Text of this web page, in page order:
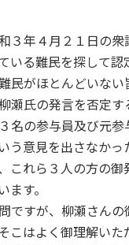
３年４月２１日の衆
いる難民を探して
民がほとんどいな
瀬氏の発言を否定
名の参与員及び元
う意見を出さなか
これら３人の方の
ます。
ですが、柳瀬さん
こはよく御理解い